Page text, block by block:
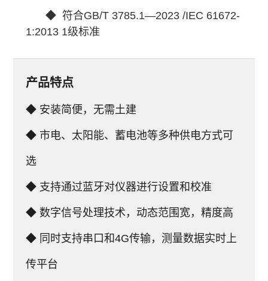
◆ 符合GB/T 3785.1—2023 /IEC 61672-
1:2013 1级标准
产品特点
◆ 安装简便，无需土建
◆ 市电、太阳能、蓄电池等多种供电方式可
选
◆ 支持通过蓝牙对仪器进行设置和校准
◆ 数字信号处理技术，动态范围宽，精度高
◆ 同时支持串口和4G传输，测量数据实时上
传平台